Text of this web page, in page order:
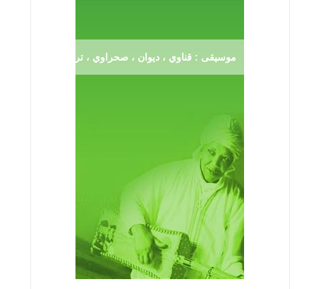
موسيقى : قناوي ، ديوان ، صحراوي ، ترڨية